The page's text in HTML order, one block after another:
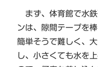
まず、体育館で水鉄
ンは、隙間テープを
簡単そうで難しく、
し、小さくても水を